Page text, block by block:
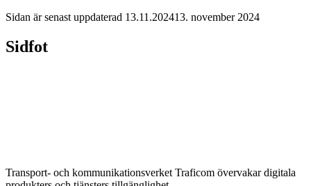
Sidan är senast uppdaterad 13.11.202413. november 2024
Sidfot
Transport- och kommunikationsverket Traficom övervakar digitala